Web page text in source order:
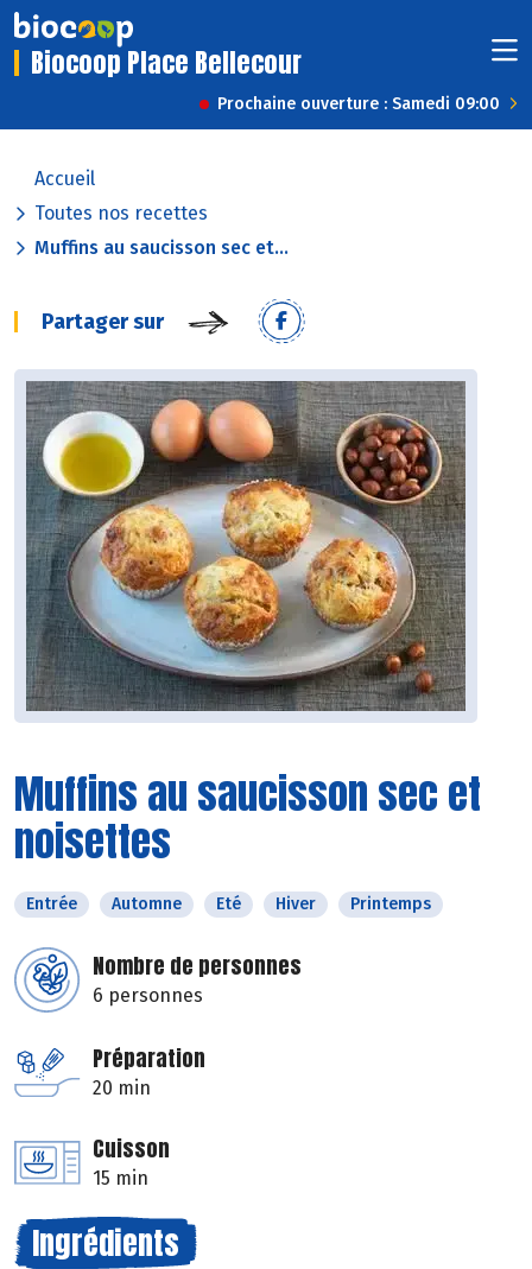
Biocoop Place Bellecour
Prochaine ouverture : Samedi 09:00
Accueil
Toutes nos recettes
Muffins au saucisson sec et...
Partager sur
Muffins au saucisson sec et
noisettes
Entrée Automne Eté Hiver Printemps
Nombre de personnes
6 personnes
Préparation
20 min
Cuisson
15 min
Ingrédients